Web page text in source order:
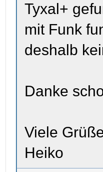
Tyxal+
mit Funk
deshalb
Danke
Viele
Heiko